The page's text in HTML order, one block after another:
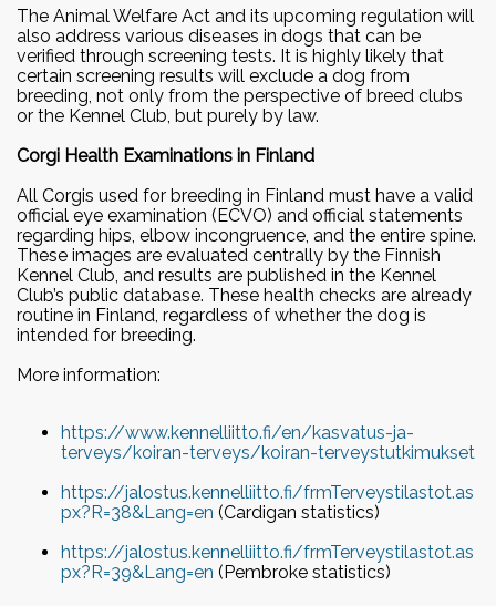
Vuoden cardiganit 2022
Vuoden pembroket 2022
Vuoden harrastecorgit 2022
2021
Vuoden cardiganit 2021
Vuoden pembroket 2021
Vuoden harrastecorgit 2021
2019
Vuoden cardiganit 2019
Vuoden pembroket 2019
Vuoden harrastecorgit 2019
Vuoden pembroket 2018
Vuoden cardiganit 2018
Vuoden harrastecorgit 2018
2017
Vuoden cardiganit 2017
Juhlaerikoisnäyttely 50.v
2021 Jämsänkoski
Erikoisnäyttely 2019
Tampere
Erikoisnäyttely 2017 Kouvola
Erikoisnäyttely 2016 Raisio
The Animal Welfare Act and its upcoming regulation will
also address various diseases in dogs that can be
verified through screening tests. It is highly likely that
certain screening results will exclude a dog from
breeding, not only from the perspective of breed clubs
or the Kennel Club, but purely by law.
Corgi Health Examinations in Finland
All Corgis used for breeding in Finland must have a valid
official eye examination (ECVO) and official statements
regarding hips, elbow incongruence, and the entire spine.
These images are evaluated centrally by the Finnish
Kennel Club, and results are published in the Kennel
Club’s public database. These health checks are already
routine in Finland, regardless of whether the dog is
intended for breeding.
More information:
https://www.kennelliitto.fi/en/kasvatus-ja-
terveys/koiran-terveys/koiran-terveystutkimukset
https://jalostus.kennelliitto.fi/frmTerveystilastot.as
px?R=38&Lang=en (Cardigan statistics)
https://jalostus.kennelliitto.fi/frmTerveystilastot.as
px?R=39&Lang=en (Pembroke statistics)